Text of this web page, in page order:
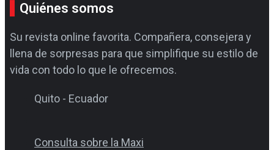
Quiénes somos
Su revista online favorita. Compañera, consejera y
llena de sorpresas para que simplifique su estilo de
vida con todo lo que le ofrecemos.
Quito - Ecuador
Consulta sobre la Maxi